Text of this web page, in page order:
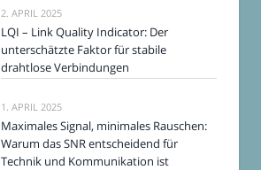
2. APRIL 2025
LQI – Link Quality Indicator: Der
unterschätzte Faktor für stabile
drahtlose Verbindungen
1. APRIL 2025
Maximales Signal, minimales Rauschen:
Warum das SNR entscheidend für
Technik und Kommunikation ist